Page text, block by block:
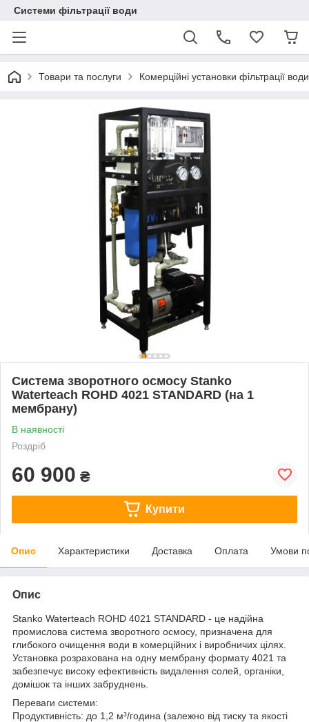
Системи фільтрації води
Товари та послуги Комерційні установки фільтрації води
Система зворотного осмосу Stanko
Waterteach ROHD 4021 STANDARD (на 1
мембрану)
В наявності
Роздріб
60 900 ₴
Купити
Опис Характеристики Доставка Оплата Умови
Опис
Stanko Waterteach ROHD 4021 STANDARD - це надійна
промислова система зворотного осмосу, призначена для
глибокого очищення води в комерційних і виробничих цілях.
Установка розрахована на одну мембрану формату 4021 та
забезпечує високу ефективність видалення солей, органіки,
домішок та інших забруднень.
Переваги системи:
Продуктивність: до 1,2 м³/година (залежно від тиску та якості